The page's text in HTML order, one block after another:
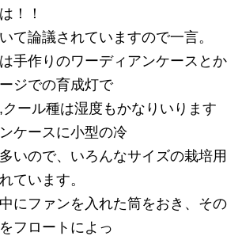
！！
て論議されていますので一言。
手作りのワーディアンケースとか
ジでの育成灯で
ール種は湿度もかなりいります
ケースに小型の冷
いので、いろんなサイズの栽培用
ています。
にファンを入れた筒をおき、その
フロートによっ